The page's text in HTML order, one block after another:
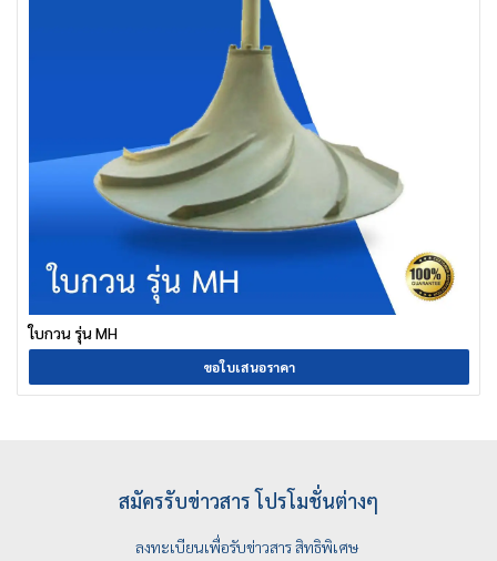
ใบกวน รุ่น MH
ขอใบเสนอราคา
สมัครรับข่าวสาร โปรโมชั่นต่างๆ
ลงทะเบียนเพื่อรับข่าวสาร สิทธิพิเศษ